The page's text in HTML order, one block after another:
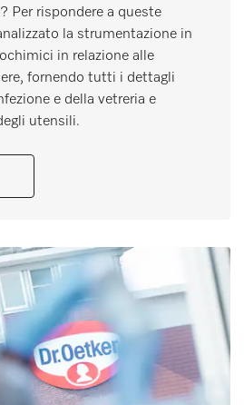
Per rispondere a queste
la strumentazione in
in relazione alle
fornendo tutti i dettagli
e della vetreria e
utensili.